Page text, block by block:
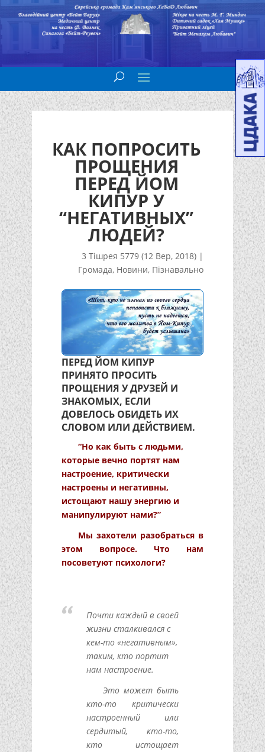
КАК ПОПРОСИТЬ
ПРОЩЕНИЯ
ПЕРЕД ЙОМ
КИПУР У
“НЕГАТИВНЫХ”
ЛЮДЕЙ?
3 Тішрея 5779 (12 Вер, 2018) |
Громада, Новини, Пізнавально
ПЕРЕД ЙОМ КИПУР
ПРИНЯТО ПРОСИТЬ
ПРОЩЕНИЯ У ДРУЗЕЙ И
ЗНАКОМЫХ, ЕСЛИ
ДОВЕЛОСЬ ОБИДЕТЬ ИХ
СЛОВОМ ИЛИ ДЕЙСТВИЕМ.
“Но как быть с людьми,
которые вечно портят нам
настроение, критически
настроены и негативны,
истощают нашу энергию и
манипулируют нами?”
Мы захотели разобраться в
этом вопросе. Что нам
посоветуют психологи?
Почти каждый в своей
жизни сталкивался с
кем-то «негативным»,
таким, кто портит
нам настроение.
Это может быть
кто-то критически
настроенный или
сердитый, кто-то,
кто истощает